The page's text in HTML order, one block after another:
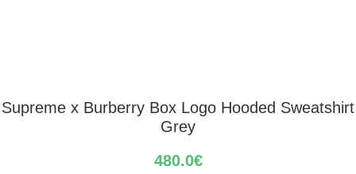
Supreme x Burberry Box Logo Hooded Sweatshirt
Grey
480.0€